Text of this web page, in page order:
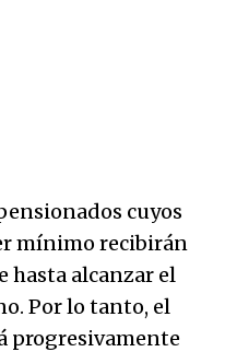
cuyos
mínimo recibirán
hasta alcanzar el
Por lo tanto, el
progresivamente